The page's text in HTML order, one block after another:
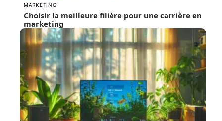
MARKETING
Choisir la meilleure filière pour une carrière en
marketing